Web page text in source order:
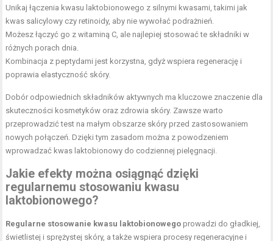
Unikaj łączenia kwasu laktobionowego z silnymi kwasami, takimi jak
kwas salicylowy czy retinoidy, aby nie wywołać podrażnień.
Możesz łączyć go z witaminą C, ale najlepiej stosować te składniki w
różnych porach dnia.
Kombinacja z peptydami jest korzystna, gdyż wspiera regenerację i
poprawia elastyczność skóry.
Dobór odpowiednich składników aktywnych ma kluczowe znaczenie dla
skuteczności kosmetyków oraz zdrowia skóry. Zawsze warto
przeprowadzić test na małym obszarze skóry przed zastosowaniem
nowych połączeń. Dzięki tym zasadom można z powodzeniem
wprowadzać kwas laktobionowy do codziennej pielęgnacji.
Jakie efekty można osiągnąć dzięki
regularnemu stosowaniu kwasu
laktobionowego?
Regularne stosowanie kwasu laktobionowego prowadzi do gładkiej,
świetlistej i sprężystej skóry, a także wspiera procesy regeneracyjne i